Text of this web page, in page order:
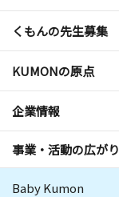
くもんの先生募集
KUMONの原点
企業情報
事業・活動の広がり
Baby Kumon